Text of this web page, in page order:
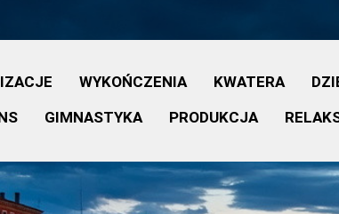
WYKOŃCZENIA KWATERA
GIMNASTYKA PRODUKCJA